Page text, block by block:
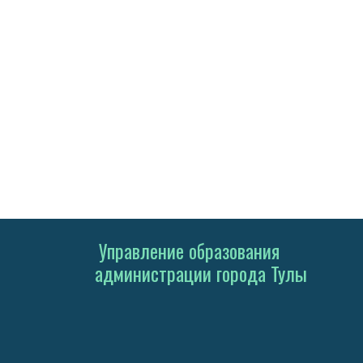
Управление образования
администрации города Тулы